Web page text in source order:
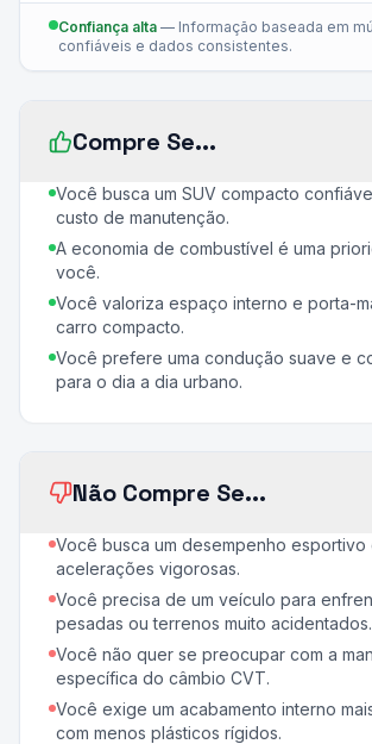
Confiança alta — Informação baseada em
confiáveis e dados consistentes.
Compre Se...
Você busca um SUV compacto
custo de manutenção.
A economia de combustível é uma
você.
Você valoriza espaço interno e porta-
carro compacto.
Você prefere uma condução suave e
para o dia a dia urbano.
Não Compre Se...
Você busca um desempenho esportivo
acelerações vigorosas.
Você precisa de um veículo para
pesadas ou terrenos muito acidentados.
Você não quer se preocupar com a
específica do câmbio CVT.
Você exige um acabamento interno
com menos plásticos rígidos.